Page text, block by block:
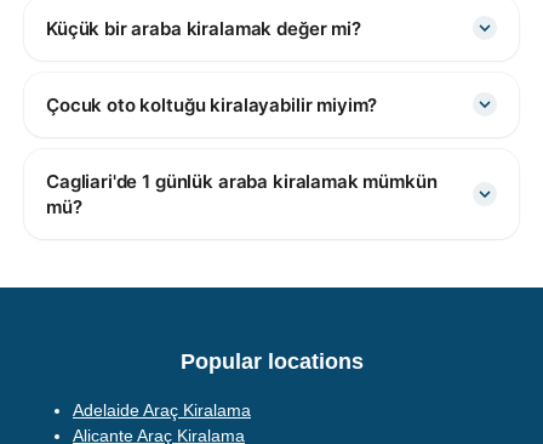
Küçük bir araba kiralamak değer mi?
Çocuk oto koltuğu kiralayabilir miyim?
Cagliari'de 1 günlük araba kiralamak mümkün
mü?
Popular locations
Adelaide Araç Kiralama
Alicante Araç Kiralama